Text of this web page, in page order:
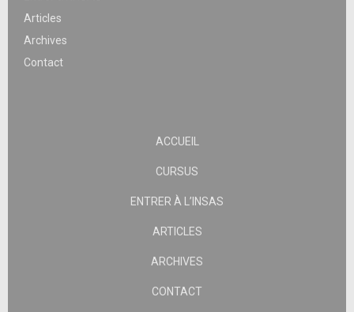
Articles
Archives
Contact
ACCUEIL
CURSUS
ENTRER À L’INSAS
ARTICLES
ARCHIVES
CONTACT